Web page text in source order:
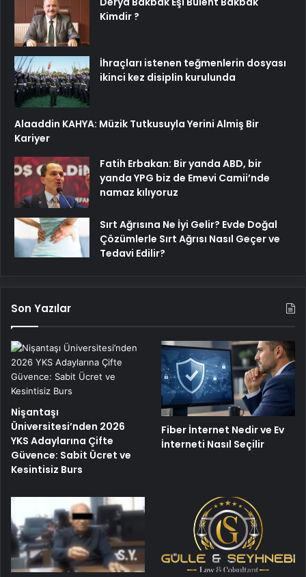
Kimdir ?
İhraçları istenen teğmenlerin dosyası
ikinci kez disiplin kurulunda
Alaaddin KAHYA: Müzik Tutkusuyla Yerini Almiş Bir
Kariyer
Fatih Erbakan: Bir yanda ABD, bir
yanda YPG biz de Emevi Camii’nde
namaz kılıyoruz
Sırt Ağrısına Ne İyi Gelir? Evde Doğal
Çözümlerle Sırt Ağrısı Nasıl Geçer ve
Tedavi Edilir?
Son Yazılar
Nişantaşı
Üniversitesi’nden 2026
YKS Adaylarına Çifte
Güvence: Sabit Ücret ve
Kesintisiz Burs
Fiber İnternet Nedir ve Ev
İnterneti Nasıl Seçilir